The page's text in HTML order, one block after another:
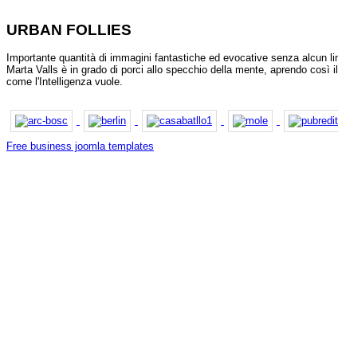
URBAN FOLLIES
Importante quantità di immagini fantastiche ed evocative senza alcun
Marta Valls è in grado di porci allo specchio della mente, aprendo
come l'Intelligenza vuole.
Free business joomla templates